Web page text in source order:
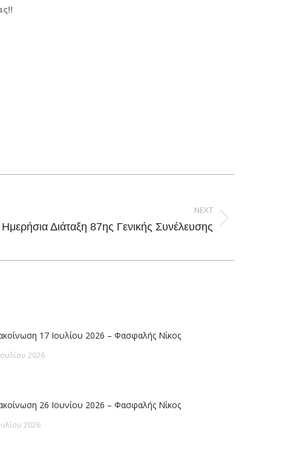
NEXT
Ημερήσια Διάταξη 87ης Γενικής Συνέλευσης
17 Ιουλίου 2026 – Φασφαλής Νίκος
2026
26 Ιουνίου 2026 – Φασφαλής Νίκος
2026